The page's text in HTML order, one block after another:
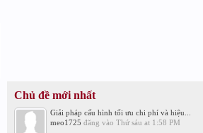
Chủ đề mới nhất
Giải pháp cấu hình tối ưu chi phí và hiệu...
meo1725 đăng vào Thứ sáu at 1:58 PM